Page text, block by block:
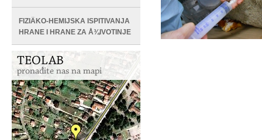
FIZIÄKO-HEMIJSKA ISPITIVANJA
HRANE I HRANE ZA Å¾IVOTINJE